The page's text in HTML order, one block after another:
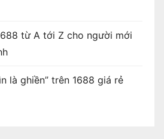
từ A tới Z cho người mới
là ghiền” trên 1688 giá rẻ